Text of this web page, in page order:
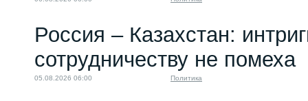
Россия – Казахстан:
сотрудничеству не помеха
05.08.2026 06:00 Политика